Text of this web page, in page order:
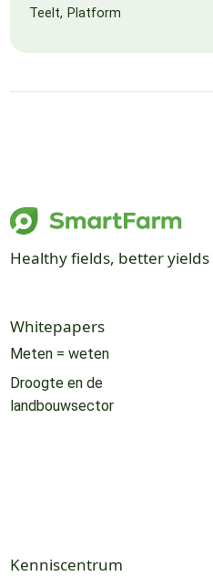
Teelt Platform
Healthy fields, better yields
Whitepapers
Meten = weten
Droogte en de
landbouwsector
Kenniscentrum